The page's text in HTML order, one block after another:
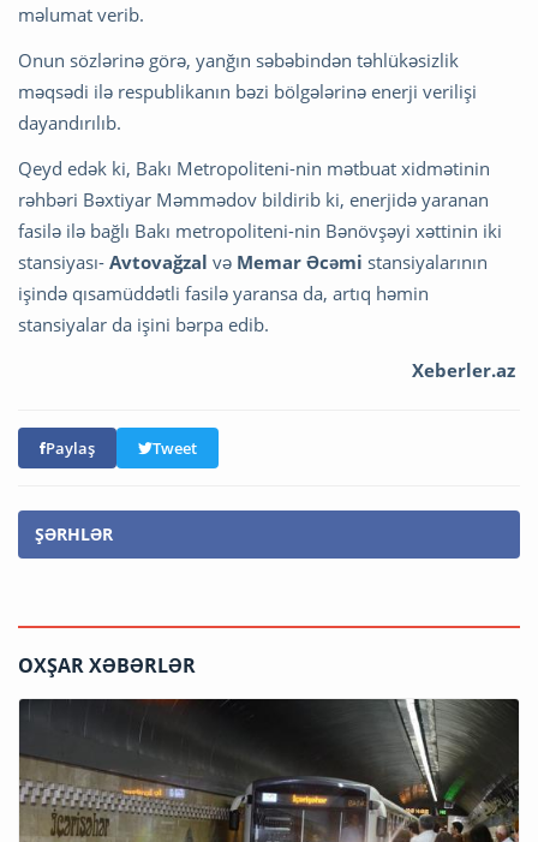
məlumat verib.
Onun sözlərinə görə, yanğın səbəbindən təhlükəsizlik
məqsədi ilə respublikanın bəzi bölgələrinə enerji verilişi
dayandırılıb.
Qeyd edək ki, Bakı Metropoliteni-nin mətbuat xidmətinin
rəhbəri Bəxtiyar Məmmədov bildirib ki, enerjidə yaranan
fasilə ilə bağlı Bakı metropoliteni-nin Bənövşəyi xəttinin iki
stansiyası- Avtovağzal və Memar Əcəmi stansiyalarının
işində qısamüddətli fasilə yaransa da, artıq həmin
stansiyalar da işini bərpa edib.
Xeberler.az
Paylaş Tweet
ŞƏRHLƏR
OXŞAR XƏBƏRLƏR